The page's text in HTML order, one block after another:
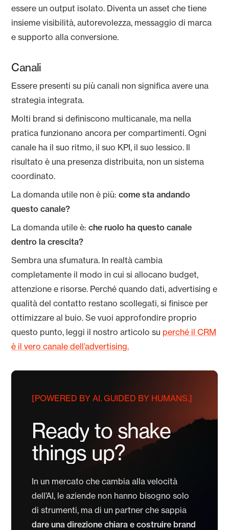
essere un output isolato. Diventa un asset che tiene
insieme visibilità, autorevolezza, messaggio di marca
e supporto alla conversione.
Canali
Essere presenti su più canali non significa avere una
strategia integrata.
Molti brand si definiscono multicanale, ma nella
pratica funzionano ancora per compartimenti. Ogni
canale ha il suo ritmo, il suo KPI, il suo lessico. Il
risultato è una presenza distribuita, non un sistema
coordinato.
La domanda utile non è più:come sta andando
questo canale?
La domanda utile è:che ruolo ha questo canale
dentro la crescita?
Sembra una sfumatura. In realtà cambia
completamente il modo in cui si allocano budget,
attenzione e risorse. Perché quando dati, advertising e
qualità del contatto restano scollegati, si finisce per
ottimizzare al buio. Se vuoi approfondire proprio
questo punto, leggi il nostro articolo su perché il CRM
è il vero canale dell’advertising.
[POWERED BY AI. GUIDED BY HUMANS.]
Ready to shake
things up?
In un mercato che cambia alla velocità
dell’AI, le aziende non hanno bisogno solo
di strumenti, ma di un partner che sappia
dare una direzione chiara e costruire brand